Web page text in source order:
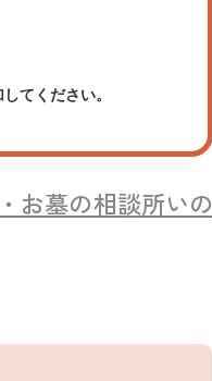
てください。
お墓の相談所いの